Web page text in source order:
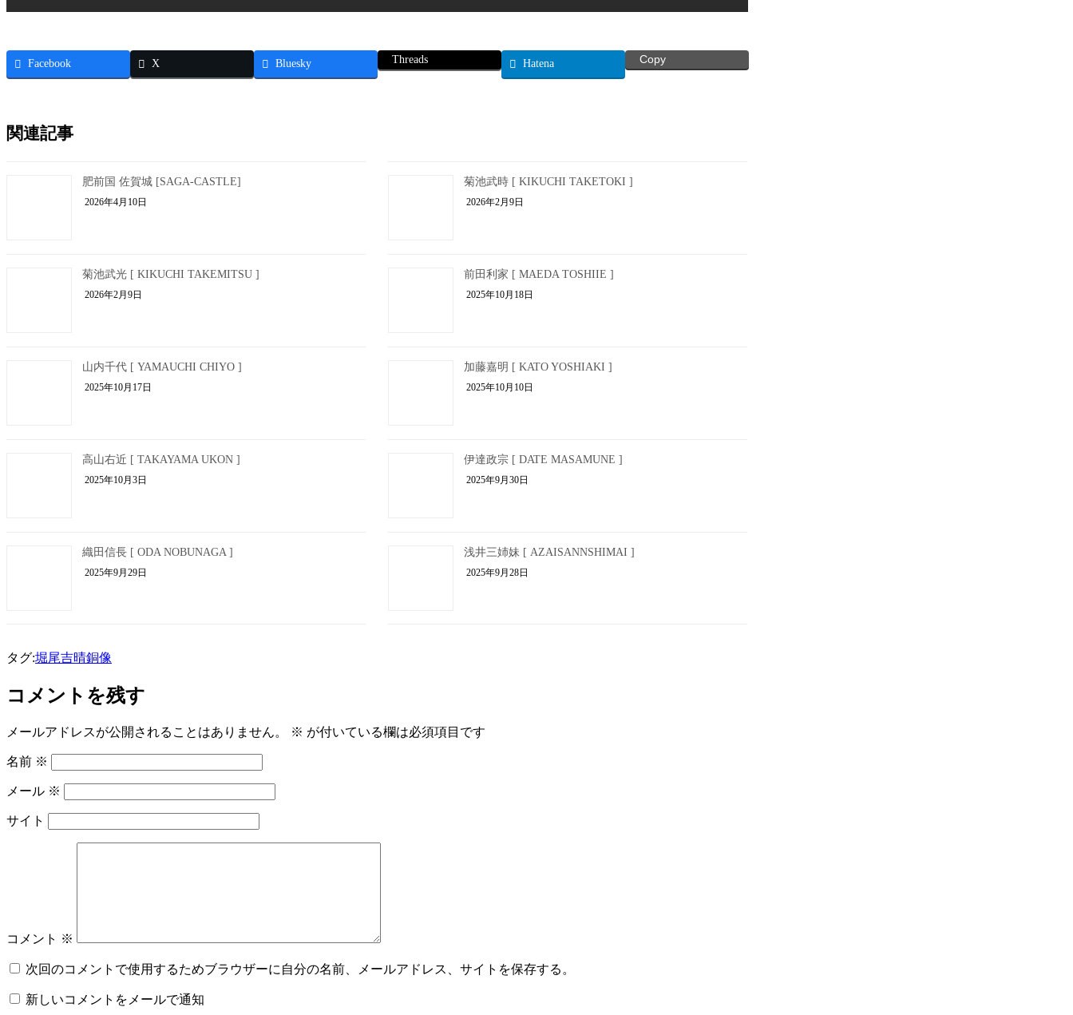
Facebook X Bluesky Threads Hatena Copy
関連記事
肥前国 佐賀城 [SAGA-CASTLE]
2026年4月10日
菊池武時 [ KIKUCHI TAKETOKI ]
2026年2月9日
菊池武光 [ KIKUCHI TAKEMITSU ]
2026年2月9日
前田利家 [ MAEDA TOSHIIE ]
2025年10月18日
山内千代 [ YAMAUCHI CHIYO ]
2025年10月17日
加藤嘉明 [ KATO YOSHIAKI ]
2025年10月10日
高山右近 [ TAKAYAMA UKON ]
2025年10月3日
伊達政宗 [ DATE MASAMUNE ]
2025年9月30日
織田信長 [ ODA NOBUNAGA ]
2025年9月29日
浅井三姉妹 [ AZAISANNSHIMAI ]
2025年9月28日
タグ:堀尾吉晴銅像
コメントを残す
メールアドレスが公開されることはありません。 ※ が付いている欄は必須項目です
名前 ※
メール ※
サイト
コメント ※
次回のコメントで使用するためブラウザーに自分の名前、メールアドレス、サイトを保存する。
新しいコメントをメールで通知